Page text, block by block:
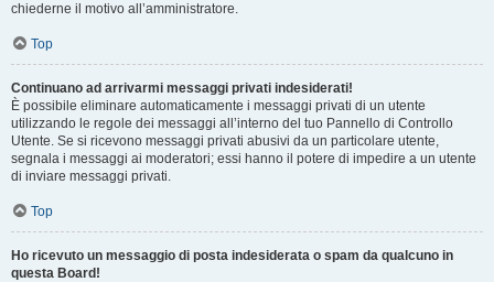
chiederne il motivo all’amministratore.
Top
Continuano ad arrivarmi messaggi privati indesiderati!
È possibile eliminare automaticamente i messaggi privati ​​di un utente
utilizzando le regole dei messaggi all’interno del tuo Pannello di Controllo
Utente. Se si ricevono messaggi privati ​​abusivi da un particolare utente,
segnala i messaggi ai moderatori; essi hanno il potere di impedire a un utente
di inviare messaggi privati​​.
Top
Ho ricevuto un messaggio di posta indesiderata o spam da qualcuno in
questa Board!